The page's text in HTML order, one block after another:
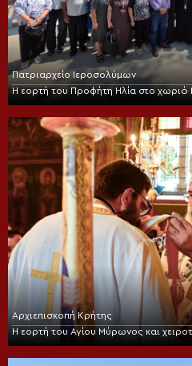
Πατριαρχείο Ιεροσολύμων
Η εορτή του Προφήτη Ηλία στο
Αρχιεπισκοπή Κρήτης
Η εορτή του Αγίου Μύρωνος και